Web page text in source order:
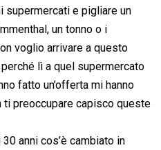
supermercati e pigliare un
un tonno o i
voglio arrivare a questo
lì a quel supermercato
fatto un’offerta mi hanno
ti preoccupare capisco queste
anni cos’è cambiato in